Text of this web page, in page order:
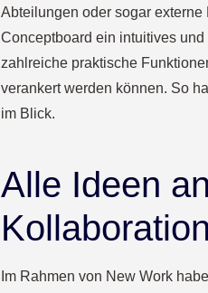
Abteilungen oder sogar
Conceptboard ein intuitives
zahlreiche praktische
verankert werden können. So
im Blick.
Alle Ideen
Im Rahmen von New Work